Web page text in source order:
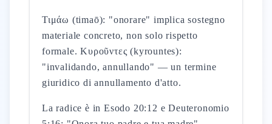
Τιμάω (timaō): "onorare" implica sostegno
materiale concreto, non solo rispetto
formale. Κυροῦντες (kyrountes):
"invalidando, annullando" — un termine
giuridico di annullamento d'atto.
La radice è in Esodo 20:12 e Deuteronomio